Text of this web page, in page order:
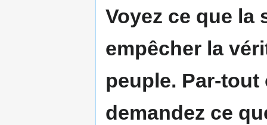
Voyez ce que la
empêcher la
peuple. Par-
demandez ce